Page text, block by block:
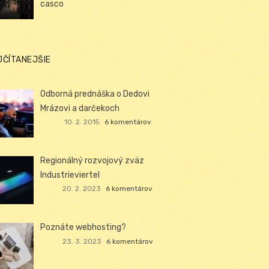
casco
Odborná prednáška o Dedovi
Mrázovi a darčekoch
10. 2. 2015 6 komentárov
Regionálný rozvojový zväz
Industrieviertel
20. 2. 2023 6 komentárov
Poznáte webhosting?
23. 3. 2023 6 komentárov